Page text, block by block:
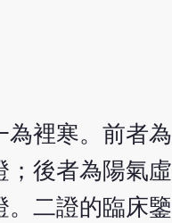
為裡寒。前者為
；後者為陽氣虛
。二證的臨床鑒